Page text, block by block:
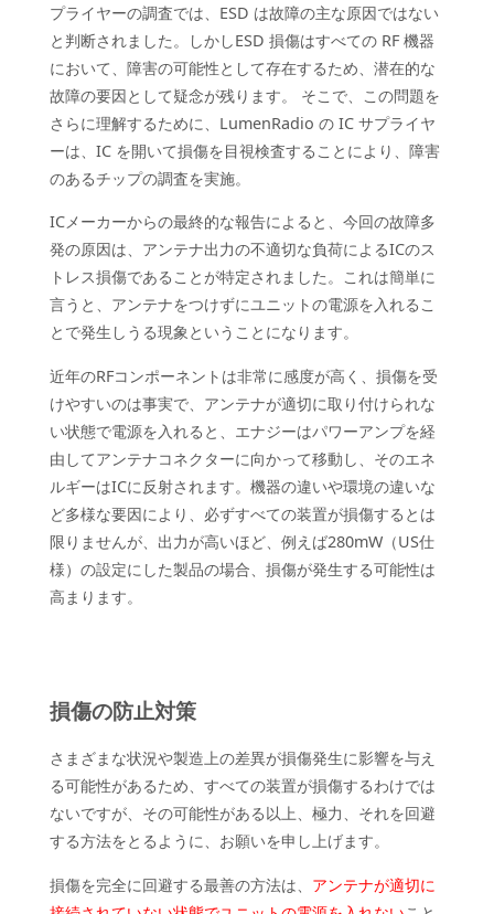
プライヤーの調査では、ESD は故障の主な原因ではない
と判断されました。しかしESD 損傷はすべての RF 機器
において、障害の可能性として存在するため、潜在的な
故障の要因として疑念が残ります。 そこで、この問題を
さらに理解するために、LumenRadio の IC サプライヤ
ーは、IC を開いて損傷を目視検査することにより、障害
のあるチップの調査を実施。
ICメーカーからの最終的な報告によると、今回の故障多
発の原因は、アンテナ出力の不適切な負荷によるICのス
トレス損傷であることが特定されました。これは簡単に
言うと、アンテナをつけずにユニットの電源を入れるこ
とで発生しうる現象ということになります。
近年のRFコンポーネントは非常に感度が高く、損傷を受
けやすいのは事実で、アンテナが適切に取り付けられな
い状態で電源を入れると、エナジーはパワーアンプを経
由してアンテナコネクターに向かって移動し、そのエネ
ルギーはICに反射されます。機器の違いや環境の違いな
ど多様な要因により、必ずすべての装置が損傷するとは
限りませんが、出力が高いほど、例えば280mW（US仕
様）の設定にした製品の場合、損傷が発生する可能性は
高まります。
損傷の防止対策
さまざまな状況や製造上の差異が損傷発生に影響を与え
る可能性があるため、すべての装置が損傷するわけでは
ないですが、その可能性がある以上、極力、それを回避
する方法をとるように、お願いを申し上げます。
損傷を完全に回避する最善の方法は、 アンテナが適切に